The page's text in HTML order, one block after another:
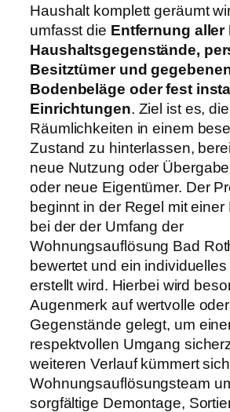
Haushalt komplett geräumt
umfasst die Entfernung aller
Haushaltsgegenstände,
Besitztümer und
Bodenbeläge oder fest
Einrichtungen. Ziel ist es, die
Räumlichkeiten in einem
Zustand zu hinterlassen,
neue Nutzung oder
oder neue Eigentümer. Der
beginnt in der Regel mit
bei der der Umfang der
Wohnungsauflösung Bad
bewertet und ein
erstellt wird. Hierbei wird
Augenmerk auf wertvolle
Gegenstände gelegt, um
respektvollen Umgang
weiteren Verlauf kümmert
Wohnungsauflösungsteam
sorgfältige Demontage,